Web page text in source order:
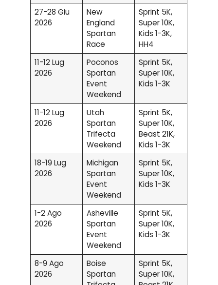
27-28 Giu
2026
New
England
Spartan
Race
Sprint 5K,
Super 10K,
Kids 1-3K,
HH4
11-12 Lug
2026
Poconos
Spartan
Event
Weekend
Sprint 5K,
Super 10K,
Kids 1-3K
11-12 Lug
2026
Utah
Spartan
Trifecta
Weekend
Sprint 5K,
Super 10K,
Beast 21K,
Kids 1-3K
18-19 Lug
2026
Michigan
Spartan
Event
Weekend
Sprint 5K,
Super 10K,
Kids 1-3K
1-2 Ago
2026
Asheville
Spartan
Event
Weekend
Sprint 5K,
Super 10K,
Kids 1-3K
8-9 Ago
2026
Boise
Spartan
Sprint 5K,
Super 10K,